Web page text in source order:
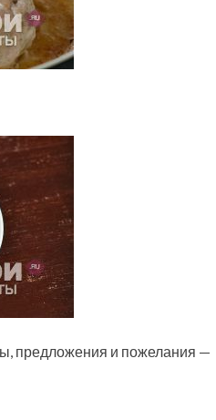
предложения и пожелания —